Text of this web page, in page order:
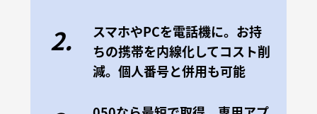
2.
スマホやPCを電話機に。お持
ちの携帯を内線化してコスト削
減。個人番号と併用も可能